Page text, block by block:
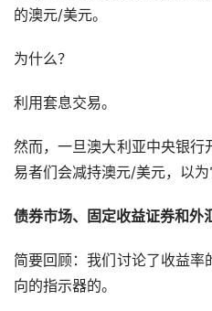
的澳元/美元。
为什么？
利用套息交易。
然而，一旦澳大利亚中央银行
易者们会减持澳元/美元，以为
债券市场、固定收益证券和外
简要回顾：我们讨论了收益
向的指示器的。